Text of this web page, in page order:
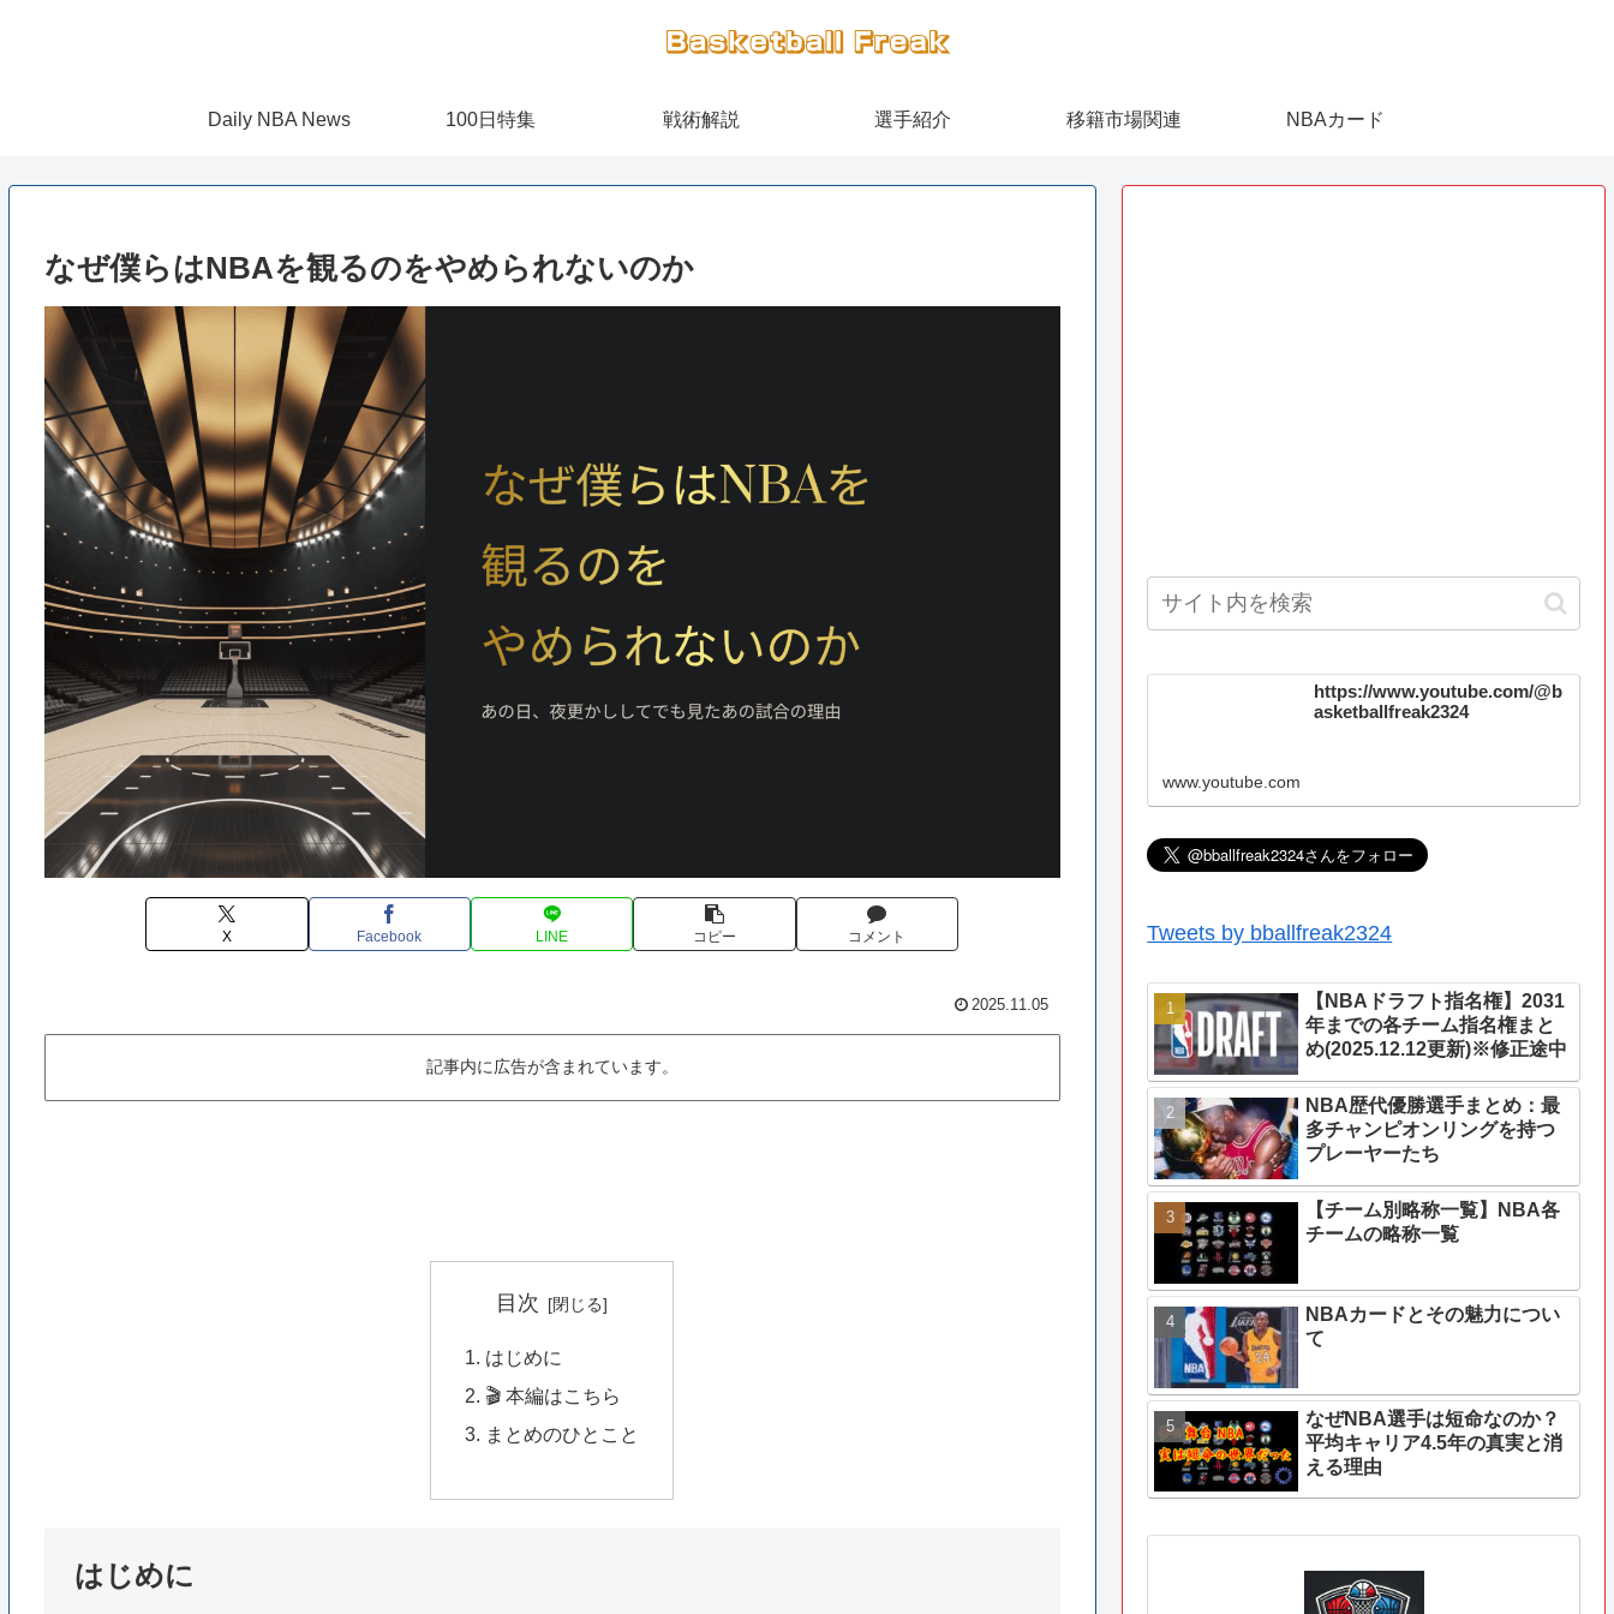
Daily NBA News 100日特集 戦術解説 選手紹介 移籍市場関連 NBAカード
なぜ僕らはNBAを観るのをやめられないのか
X Facebook LINE コピー コメント
2025.11.05
記事内に広告が含まれています。
目次
はじめに
🎬 本編はこちら
まとめのひとこと
はじめに
https://www.youtube.com/@b
asketballfreak2324
www.youtube.com
Tweets by bballfreak2324
【NBAドラフト指名権】2031
年までの各チーム指名権まと
め(2025.12.12更新)※修正途中
NBA歴代優勝選手まとめ：最
多チャンピオンリングを持つ
プレーヤーたち
【チーム別略称一覧】NBA各
チームの略称一覧
NBAカードとその魅力につい
て
なぜNBA選手は短命なのか？
平均キャリア4.5年の真実と消
える理由